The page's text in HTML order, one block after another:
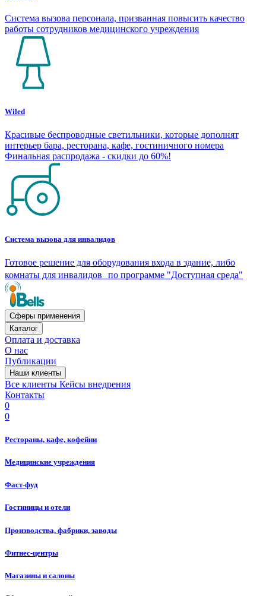
Система вызова персонала, призванная повысить качество
работы сотрудников медицинского учреждения
Wiled
Красивые беспроводные светильники, которые дополнят
интерьер бара, ресторана, кафе, гостиничного номера
Финальная распродажа - скидки до 60%!
Система вызова для инвалидов
Готовое решение для оборудования входа в здание, либо
комнаты для инвалидов по программе "Доступная среда"
Сферы применения
Каталог
Оплата и доставка
О нас
Публикации
Наши клиенты
Все клиенты Кейсы внедрения
Контакты
0
0
Рестораны, кафе, кофейни
Медицинские учреждения
Фаст-фуд
Гостиницы и отели
Производства, фабрики, заводы
Фитнес-центры
Магазины и салоны